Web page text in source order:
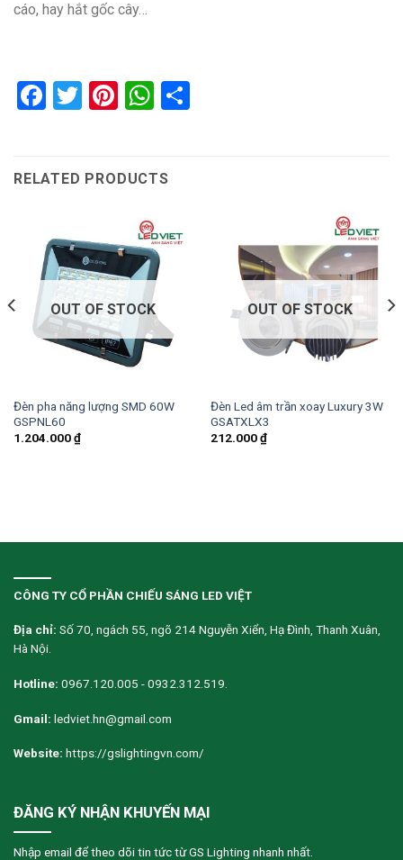
cáo, hay hắt gốc cây…
Facebook
Twitter
Pinterest
WhatsApp
RELATED PRODUCTS
OUT OF STOCK
Đèn pha năng lượng SMD 60W
GSPNL60
1.204.000₫
OUT OF STOCK
Đèn Led âm trần xoay Luxury 3W
GSATXLX3
212.000₫
CÔNG TY CỔ PHẦN CHIẾU SÁNG LED VIỆT
Địa chỉ: Số 70, ngách 55, ngõ 214 Nguyễn Xiển, Hạ Đình, Thanh Xuân,
Hà Nội.
Hotline: 0967.120.005 - 0932.312.519.
Gmail: ledviet.hn@gmail.com
Website: https://gslightingvn.com/
ĐĂNG KÝ NHẬN KHUYẾN MẠI
Nhập email để theo dõi tin tức từ GS Lighting nhanh nhất.